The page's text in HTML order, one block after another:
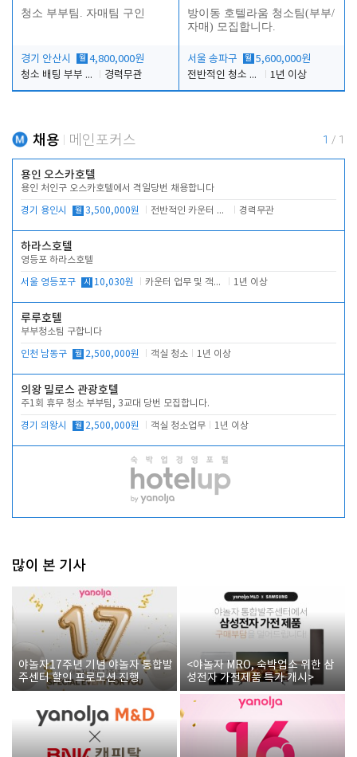
청소 부부팀. 자매팀 구인
경기 안산시 월 4,800,000원
청소 배팅 부부 구합니다
경력무관
방이동 호텔라움 청소팀(부부/
자매) 모집합니다.
서울 송파구 월 5,600,000원
전반적인 청소 업무(객실청소.객실정리)
1년 이상
채용 메인포커스 1 / 1
용인 오스카호텔
용인 처인구 오스카호텔에서 격일당번 채용합니다
경기 용인시 월 3,500,000원 전반적인 카운터 업무 경력무관
하라스호텔
영등포 하라스호텔
서울 영등포구 시 10,030원 카운터 업무 및 객실관리(청소상태 확인, 객실판매) 1년 이상
루루호텔
부부청소팀 구합니다
인천 남동구 월 2,500,000원 객실 청소 1년 이상
의왕 밀로스 관광호텔
주1회 휴무 청소 부부팀, 3교대 당번 모집합니다.
경기 의왕시 월 2,500,000원 객실 청소업무 1년 이상
많이 본 기사
야놀자17주년 기념 야놀자 통합발
주센터 할인 프로모션 진행
<야놀자 MRO, 숙박업소 위한 삼
성전자 가전제품 특가 개시>